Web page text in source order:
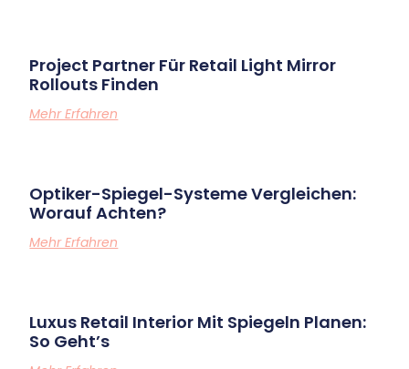
Project Partner Für Retail Light Mirror
Rollouts Finden
Mehr Erfahren
Optiker-Spiegel-Systeme Vergleichen:
Worauf Achten?
Mehr Erfahren
Luxus Retail Interior Mit Spiegeln Planen:
So Geht’s